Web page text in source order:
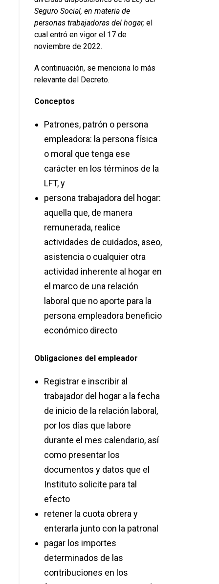
Seguro Social, en materia de
personas trabajadoras del hogar, el
cual entró en vigor el 17 de
noviembre de 2022.
A continuación, se menciona lo más
relevante del Decreto.
Conceptos
Patrones, patrón o persona
empleadora: la persona física
o moral que tenga ese
carácter en los términos de la
LFT, y
persona trabajadora del hogar:
aquella que, de manera
remunerada, realice
actividades de cuidados, aseo,
asistencia o cualquier otra
actividad inherente al hogar en
el marco de una relación
laboral que no aporte para la
persona empleadora beneficio
económico directo
Obligaciones del empleador
Registrar e inscribir al
trabajador del hogar a la fecha
de inicio de la relación laboral,
por los días que labore
durante el mes calendario, así
como presentar los
documentos y datos que el
Instituto solicite para tal
efecto
retener la cuota obrera y
enterarla junto con la patronal
pagar los importes
determinados de las
contribuciones en los